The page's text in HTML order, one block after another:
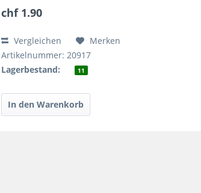
chf 1.90
Vergleichen
Merken
Artikelnummer: 20917
Lagerbestand:
11